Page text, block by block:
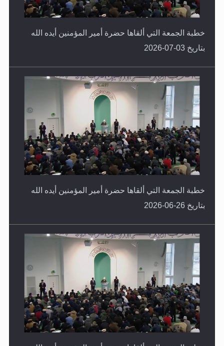
خطبة الجمعة التي ألقاها حضرة أمير المؤمنين أيده الله
خطبة الجمعة التي ألقاها حضرة أمير المؤمنين أيده الله
خطبة الجمعة التي ألقاها حضرة أمير المؤمنين أيده الله